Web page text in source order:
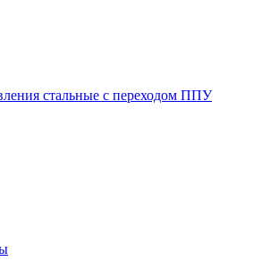
стальные с переходом ППУ